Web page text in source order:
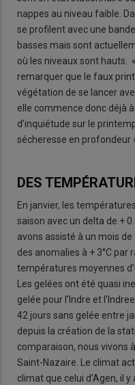
nappes au niveau faible.
se profilent avec une
basses mais sont
où les niveaux sont hauts.
remarquer que le faux
végétation de se lancer
elle commence donc déjà
d’inquiétude sur le
sécheresse en profondeur
DES
En janvier, les
saison avec un delta de +
avons assisté à un mois
des anomalies à + 3°C par
températures moyennes
Les gelées ont été quasi
gelée pour l’Indre et
42 jours sans gelée entre
depuis la création de la
comparaison, nous vivons
Saint-Nazaire. Le climat
climat que celui d’Agen, il